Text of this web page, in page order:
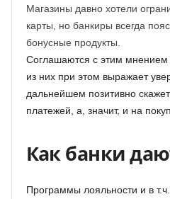
Магазины давно хотели
карты, но банкиры всегда
бонусные продукты.
Соглашаются с этим мнением
из них при этом выражает
дальнейшем позитивно
платежей, а, значит, и на
Как банки
Программы лояльности и в т.ч.